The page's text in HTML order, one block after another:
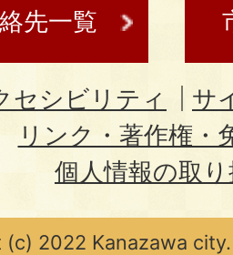
先一覧
セシビリティ
サ
リンク・著作権・
個人情報の取
2022 Kanazawa